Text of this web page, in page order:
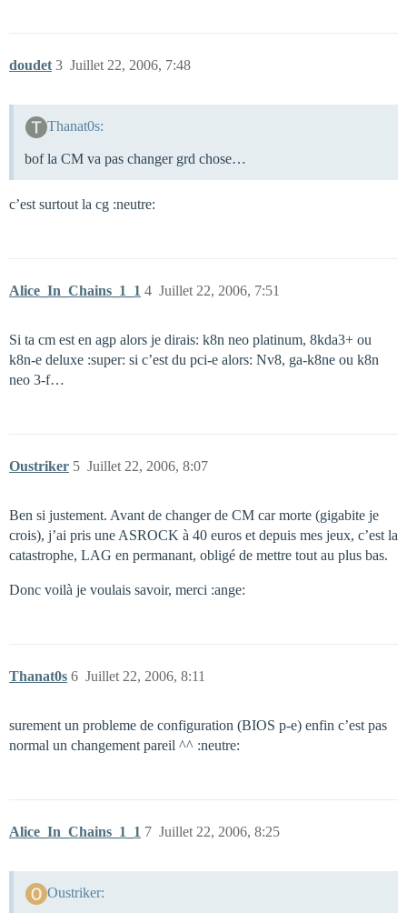
doudet Juillet 22, 2006, 7:48
3
Thanat0s:
bof la CM va pas changer grd chose…
c’est surtout la cg :neutre:
Alice_In_Chains_1_1 Juillet 22, 2006, 7:51
4
Si ta cm est en agp alors je dirais: k8n neo platinum, 8kda3+ ou
k8n-e deluxe :super: si c’est du pci-e alors: Nv8, ga-k8ne ou k8n
neo 3-f…
Oustriker Juillet 22, 2006, 8:07
5
Ben si justement. Avant de changer de CM car morte (gigabite je
crois), j’ai pris une ASROCK à 40 euros et depuis mes jeux, c’est la
catastrophe, LAG en permanant, obligé de mettre tout au plus bas.
Donc voilà je voulais savoir, merci :ange:
Thanat0s Juillet 22, 2006, 8:11
6
surement un probleme de configuration (BIOS p-e) enfin c’est pas
normal un changement pareil ^^ :neutre:
Alice_In_Chains_1_1 Juillet 22, 2006, 8:25
7
Oustriker: